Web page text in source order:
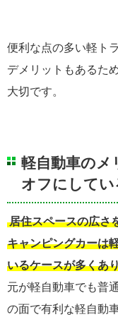
便利な点の多い軽ト
デメリットもあるた
大切です。
軽自動車のメ
オフにしてい
居住スペースの広さ
キャンピングカーは
いるケースが多くあ
元が軽自動車でも普
の面で有利な軽自動